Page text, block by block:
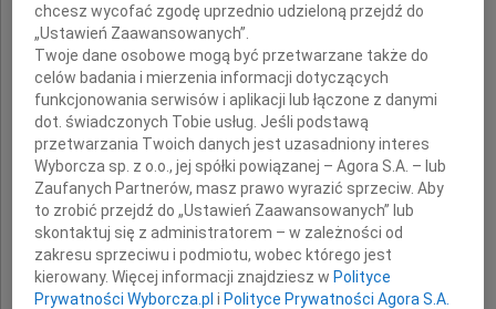
Wyrazy głębokiego współczucia dla
p. Dyrektor ds. Zarządzania NIO-PIB
Mileny Witczak
z powodu śmierci
najukochańszej Babci
Marianny Radek
chcesz wycofać zgodę uprzednio udzieloną przejdź do
„Ustawień Zaawansowanych”.
Twoje dane osobowe mogą być przetwarzane także do
celów badania i mierzenia informacji dotyczących
funkcjonowania serwisów i aplikacji lub łączone z danymi
dot. świadczonych Tobie usług. Jeśli podstawą
przetwarzania Twoich danych jest uzasadniony interes
Wyborcza sp. z o.o., jej spółki powiązanej – Agora S.A. – lub
Zaufanych Partnerów, masz prawo wyrazić sprzeciw. Aby
to zrobić przejdź do „Ustawień Zaawansowanych” lub
skontaktuj się z administratorem – w zależności od
zakresu sprzeciwu i podmiotu, wobec którego jest
kierowany. Więcej informacji znajdziesz w Polityce
Prywatności Wyborcza.pl i Polityce Prywatności Agora S.A.